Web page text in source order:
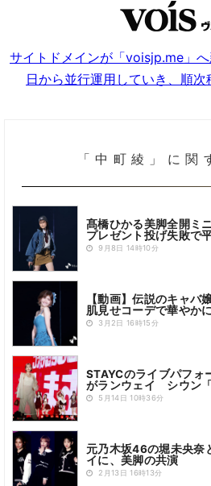
サイトドメインが「voisjp.me」
日から並行運用していき、順次
「中町綾」に関
髙橋ひかる美脚全開ミ
プレゼント投げ失敗で
9月8日 14時10分
【動画】伝説のキャバ
肌見せコーデで華やか
3月2日 16時15分
STAYCのライブパフォ
がランウェイ シウン「
5月14日 10時36分
元乃木坂46の堀未央奈
イに、美脚の共演
2月13日 16時13分